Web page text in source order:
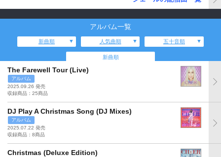
アルバム一覧
新曲順 人気曲順 五十音順
新曲順
The Farewell Tour (Live)
アルバム
2025.09.26 発売
収録商品：25商品
DJ Play A Christmas Song (DJ Mixes)
アルバム
2025.07.22 発売
収録商品：8商品
Christmas (Deluxe Edition)